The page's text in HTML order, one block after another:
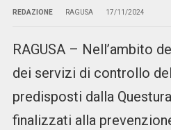
REDAZIONE RAGUSA 17/11/2024
RAGUSA – Nell’ambito
dei servizi di controllo
predisposti dalla
finalizzati alla